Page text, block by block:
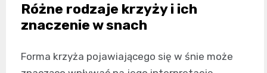
Różne rodzaje krzyży i ich
znaczenie w snach
Forma krzyża pojawiającego się w śnie może